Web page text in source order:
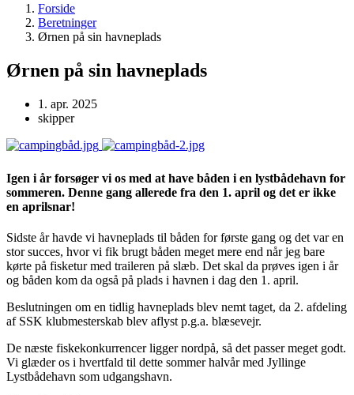
Forside
Beretninger
Ørnen på sin havneplads
Ørnen på sin havneplads
1. apr. 2025
skipper
Igen i år forsøger vi os med at have båden i en lystbådehavn for
sommeren. Denne gang allerede fra den 1. april og det er ikke
en aprilsnar!
Sidste år havde vi havneplads til båden for første gang og det var en
stor succes, hvor vi fik brugt båden meget mere end når jeg bare
kørte på fisketur med traileren på slæb. Det skal da prøves igen i år
og båden kom da også på plads i havnen i dag den 1. april.
Beslutningen om en tidlig havneplads blev nemt taget, da 2. afdeling
af SSK klubmesterskab blev aflyst p.g.a. blæsevejr.
De næste fiskekonkurrencer ligger nordpå, så det passer meget godt.
Vi glæder os i hvertfald til dette sommer halvår med Jyllinge
Lystbådehavn som udgangshavn.